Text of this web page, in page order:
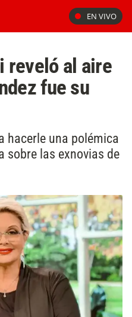
EN VIVO
reveló al aire
fue su
hacerle una polémica
sobre las exnovias de